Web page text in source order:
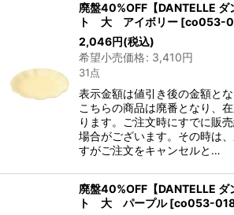
廃盤40%OFF【DANTELLE ダ
ト 大 アイボリー [co053-
2,046円(税込)
希望小売価格: 3,410円
31点
表示金額は値引き後の金額と
こちらの商品は廃番となり、
ります。ご注文時にすでに販
場合がございます。その時は
すがご注文をキャンセルと…
廃盤40%OFF【DANTELLE ダ
ト 大 パープル [co053-